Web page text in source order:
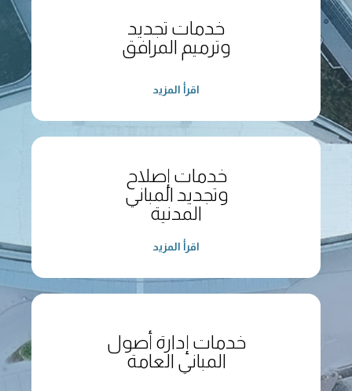
خدمات تجديد
وترميم المرافق
اقرأ المزيد
خدمات إصلاح
وتجديد المباني
المدنية
اقرأ المزيد
خدمات إدارة أصول
المباني العامة